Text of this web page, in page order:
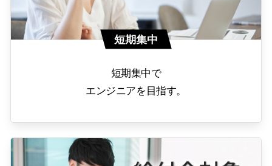
短期集中
短期集中で
エンジニアを目指す。